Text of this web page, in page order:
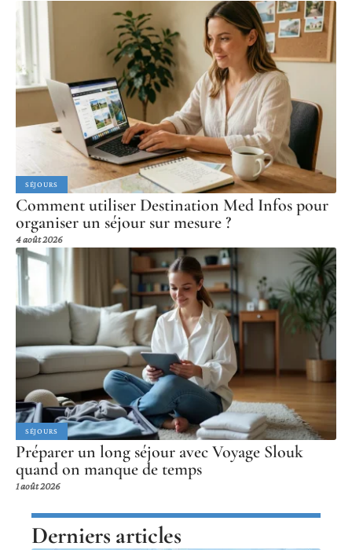
SÉJOURS
Comment utiliser Destination Med Infos pour
organiser un séjour sur mesure ?
4 août 2026
SÉJOURS
Préparer un long séjour avec Voyage Slouk
quand on manque de temps
1 août 2026
Derniers articles